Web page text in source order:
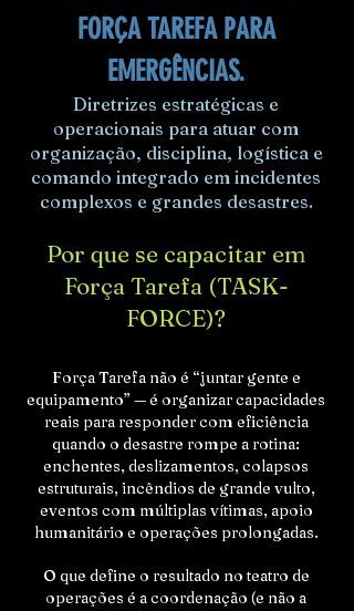
FORÇA TAREFA PARA
EMERGÊNCIAS.
Diretrizes estratégicas e
operacionais para atuar com
organização, disciplina, logística e
comando integrado em incidentes
complexos e grandes desastres.
Por que se capacitar em
Força Tarefa (TASK-
FORCE)?
Força Tarefa não é “juntar gente e
equipamento” — é organizar capacidades
reais para responder com eficiência
quando o desastre rompe a rotina:
enchentes, deslizamentos, colapsos
estruturais, incêndios de grande vulto,
eventos com múltiplas vítimas, apoio
humanitário e operações prolongadas.
O que define o resultado no teatro de
operações é a coordenação (e não a